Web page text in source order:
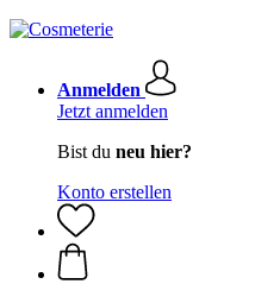
Anmelden
Jetzt anmelden
Bist du neu hier?
Konto erstellen